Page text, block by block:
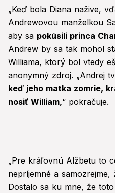
„Keď bola Diana nažive,
Andrewovou manželkou
aby sa pokúsili princa
Andrew by sa tak mohol
Williama, ktorý bol vtedy
anonymný zdroj. „Andrej
keď jeho matka zomrie,
nosiť William,“ pokračuje.
„Pre kráľovnú Alžbetu to
nepríjemné a samozrejme,
Dostalo sa ku mne, že